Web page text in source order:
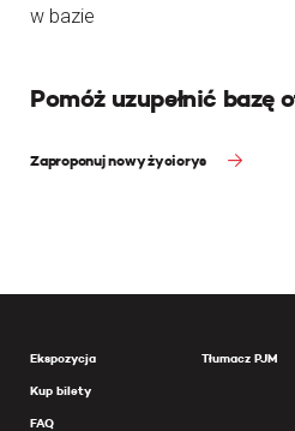
w bazie
Pomóż uzupełnić
Zaproponuj nowy życiorys
Ekspozycja
Kup bilety
FAQ
Tłumacz PJM